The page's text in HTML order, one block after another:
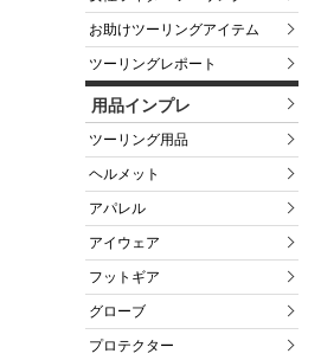
お助けツーリングアイテム
ツーリングレポート
用品インプレ
ツーリング用品
ヘルメット
アパレル
アイウェア
フットギア
グローブ
プロテクター